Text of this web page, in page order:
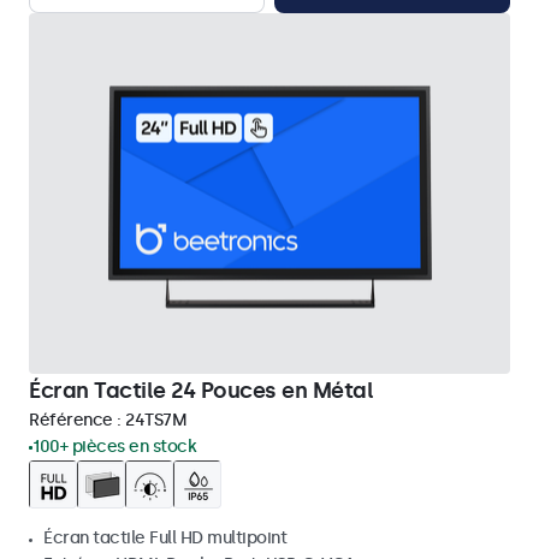
Écran Tactile 24 Pouces en Métal
Référence : 24TS7M
100+ pièces en stock
Écran tactile Full HD multipoint